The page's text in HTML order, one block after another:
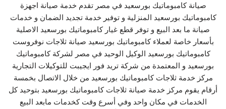
صيانة كامبوماتيك بورسعيد في مصر تقدم خدمة صيانة اجهزة
كامبوماتيك بورسعيد المنزلية و توفير خدمة تجديد الضمان و خدمات
صيانة ما بعد البيع و توفر قطع غيار كامبوماتيك بورسعيد الاصلية
بأسعار خاصة لعملاء كامبوماتيك بورسعيد صيانة ثلاجات نوفروست
كامبوماتيك بورسعيد الوكيل الوحيد في مصر لشركة كامبوماتيك
بورسعيد و المعتمدة من شركة تريد فور ايجيبت للتوكيلات التجارية
مركز خدمة ثلاجات كامبوماتيك بورسعيد من خلال الاتصال بخمسة
أرقام يقوم مركز خدمة صيانة ثلاجات كامبوماتيك بورسعيد بتوحيد كل
الخدمات في مكان واحد وفي أسرع وقت كخدمات مابعد البيع